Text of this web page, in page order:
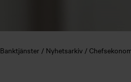
Banktjänster Nyhetsarkiv